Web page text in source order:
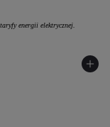
energii elektrycznej.